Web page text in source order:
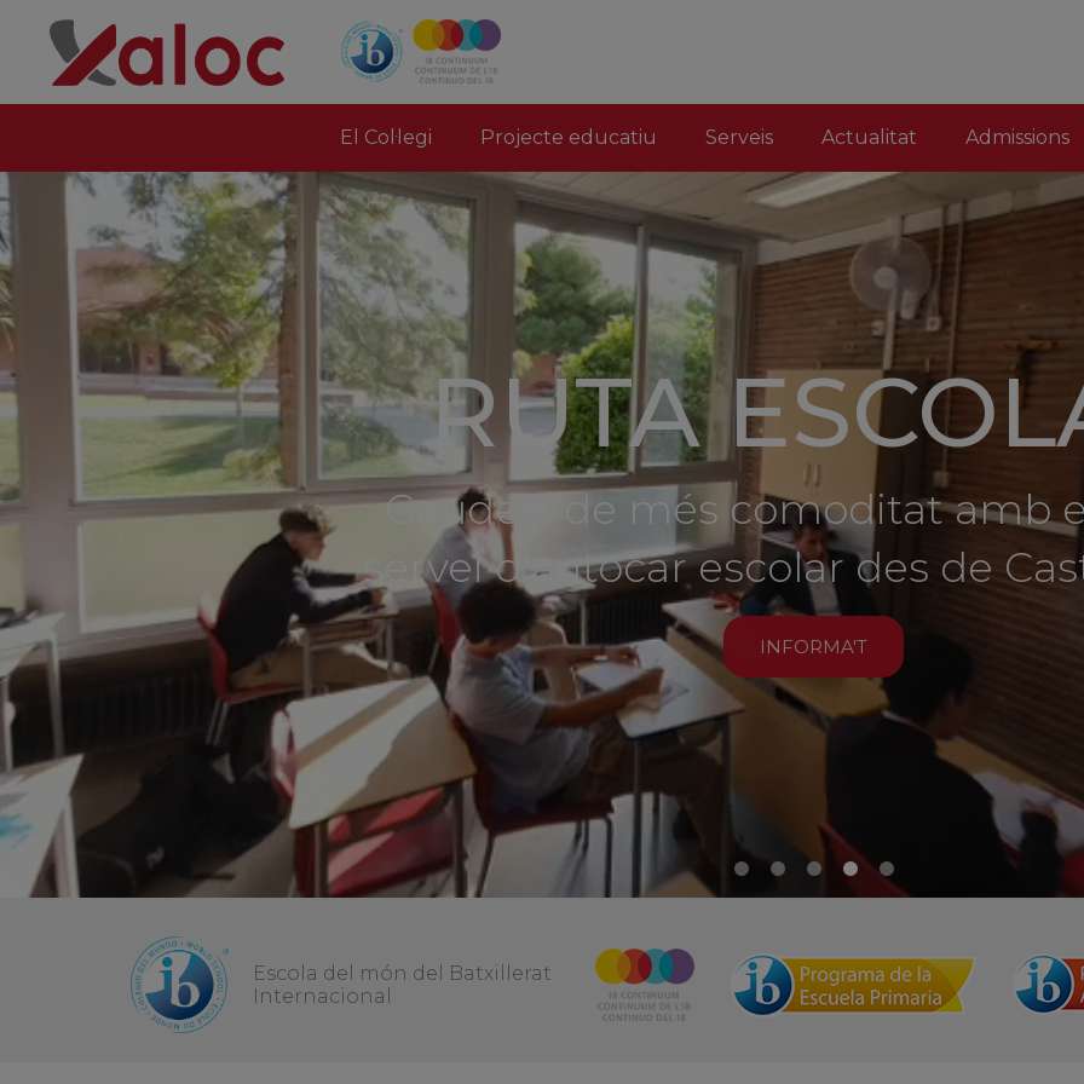
El Col·legi Projecte educatiu Serveis Actualitat Admissions
XALOC FP
Consulta tota la nostra oferta
cicles formatius de grau mitjà i
modalitat presencial i
INFORMA'T
Escola del món del Batxillerat
Internacional